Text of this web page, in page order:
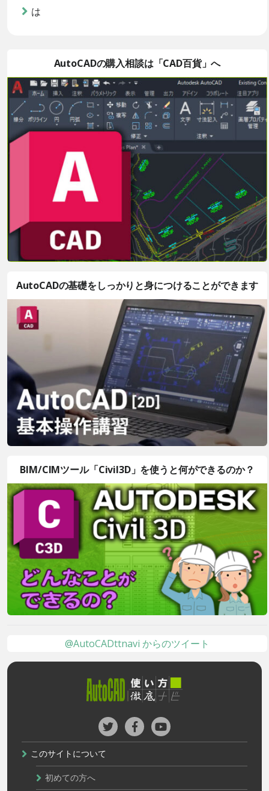
は
AutoCADの購入相談は「CAD百貨」へ
AutoCADの基礎をしっかりと身につけることができます
BIM/CIMツール「Civil3D」を使うと何ができるのか？
@AutoCADttnavi からのツイート
このサイトについて
初めての方へ